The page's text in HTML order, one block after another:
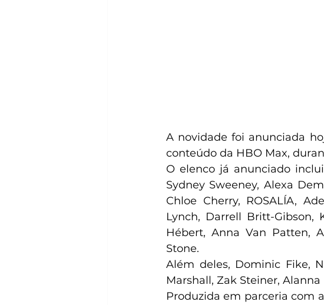
A novidade foi anunciada
conteúdo da HBO Max,
O elenco já anunciado
Sydney Sweeney, Alexa
Chloe Cherry, ROSALÍA,
Lynch, Darrell Britt-Gibson,
Hébert, Anna Van Patten,
Stone.
Além deles, Dominic Fike,
Marshall, Zak Steiner,
Produzida em parceria com